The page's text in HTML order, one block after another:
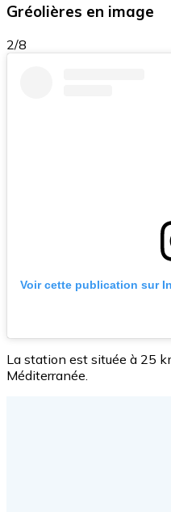
Gréolières en image
2/8
Voir cette publication sur
La station est située à 25
Méditerranée.